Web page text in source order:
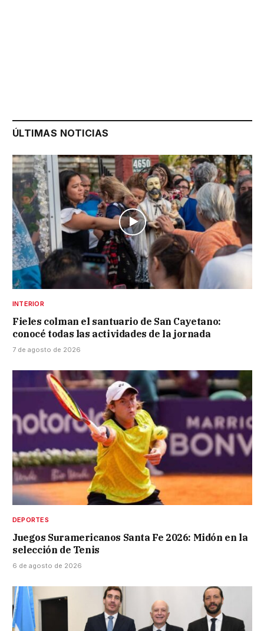
ÚLTIMAS NOTICIAS
INTERIOR
Fieles colman el santuario de San Cayetano:
conocé todas las actividades de la jornada
7 de agosto de 2026
DEPORTES
Juegos Suramericanos Santa Fe 2026: Midón en la
selección de Tenis
6 de agosto de 2026